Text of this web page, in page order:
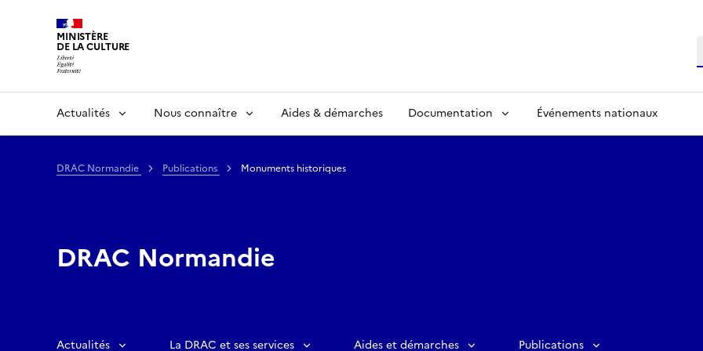
MINISTÈRE
DE LA CULTURE
Actualités Nous connaître Aides & démarches Documentation Événements nationaux
DRAC Normandie Publications Monuments historiques
DRAC Normandie
Actualités La DRAC et ses services Aides et démarches Publications